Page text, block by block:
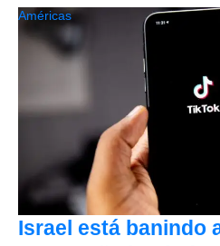
Israel está banindo
Américas